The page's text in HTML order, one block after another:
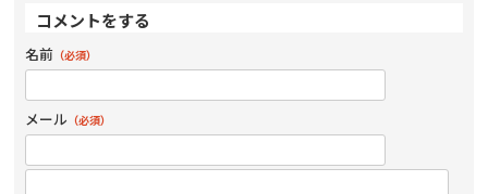
コメントをする
名前 （必須）
メール （必須）